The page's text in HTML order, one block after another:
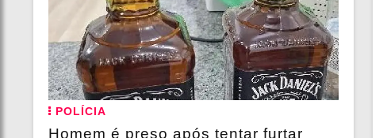
POLÍCIA
Homem é preso após tentar furtar